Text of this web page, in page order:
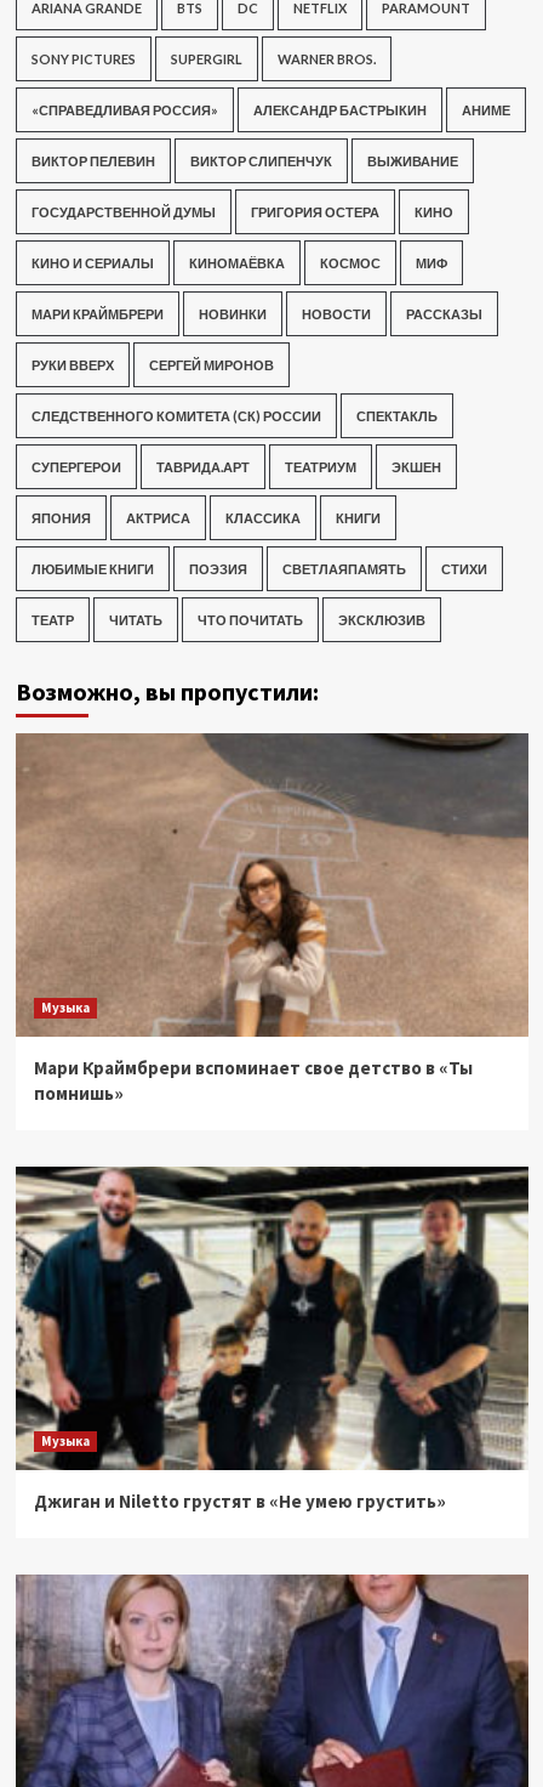
ARIANA GRANDE BTS DC NETFLIX PARAMOUNT
SONY PICTURES SUPERGIRL WARNER BROS.
«СПРАВЕДЛИВАЯ РОССИЯ» АЛЕКСАНДР БАСТРЫКИН АНИМЕ
ВИКТОР ПЕЛЕВИН ВИКТОР СЛИПЕНЧУК ВЫЖИВАНИЕ
ГОСУДАРСТВЕННОЙ ДУМЫ ГРИГОРИЯ ОСТЕРА КИНО
КИНО И СЕРИАЛЫ КИНОМАЁВКА КОСМОС МИФ
МАРИ КРАЙМБРЕРИ НОВИНКИ НОВОСТИ РАССКАЗЫ
РУКИ ВВЕРХ СЕРГЕЙ МИРОНОВ
СЛЕДСТВЕННОГО КОМИТЕТА (СК) РОССИИ СПЕКТАКЛЬ
СУПЕРГЕРОИ ТАВРИДА.АРТ ТЕАТРИУМ ЭКШЕН
ЯПОНИЯ АКТРИСА КЛАССИКА КНИГИ
ЛЮБИМЫЕ КНИГИ ПОЭЗИЯ СВЕТЛАЯПАМЯТЬ СТИХИ
ТЕАТР ЧИТАТЬ ЧТО ПОЧИТАТЬ ЭКСКЛЮЗИВ
Возможно, вы пропустили:
Музыка
Мари Краймбрери вспоминает свое детство в «Ты
помнишь»
Музыка
Джиган и Niletto грустят в «Не умею грустить»